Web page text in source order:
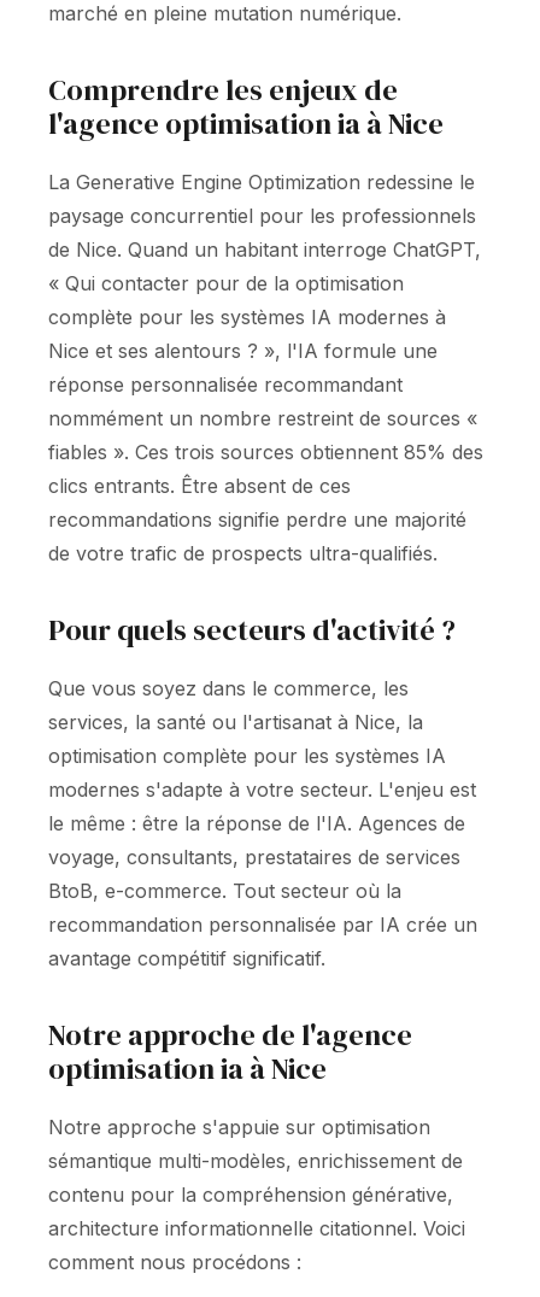
marché en pleine mutation numérique.
Comprendre les enjeux de
l'agence optimisation ia à Nice
La Generative Engine Optimization redessine le
paysage concurrentiel pour les professionnels
de Nice. Quand un habitant interroge ChatGPT,
« Qui contacter pour de la optimisation
complète pour les systèmes IA modernes à
Nice et ses alentours ? », l'IA formule une
réponse personnalisée recommandant
nommément un nombre restreint de sources «
fiables ». Ces trois sources obtiennent 85% des
clics entrants. Être absent de ces
recommandations signifie perdre une majorité
de votre trafic de prospects ultra-qualifiés.
Pour quels secteurs d'activité ?
Que vous soyez dans le commerce, les
services, la santé ou l'artisanat à Nice, la
optimisation complète pour les systèmes IA
modernes s'adapte à votre secteur. L'enjeu est
le même : être la réponse de l'IA. Agences de
voyage, consultants, prestataires de services
BtoB, e-commerce. Tout secteur où la
recommandation personnalisée par IA crée un
avantage compétitif significatif.
Notre approche de l'agence
optimisation ia à Nice
Notre approche s'appuie sur optimisation
sémantique multi-modèles, enrichissement de
contenu pour la compréhension générative,
architecture informationnelle citationnel. Voici
comment nous procédons :